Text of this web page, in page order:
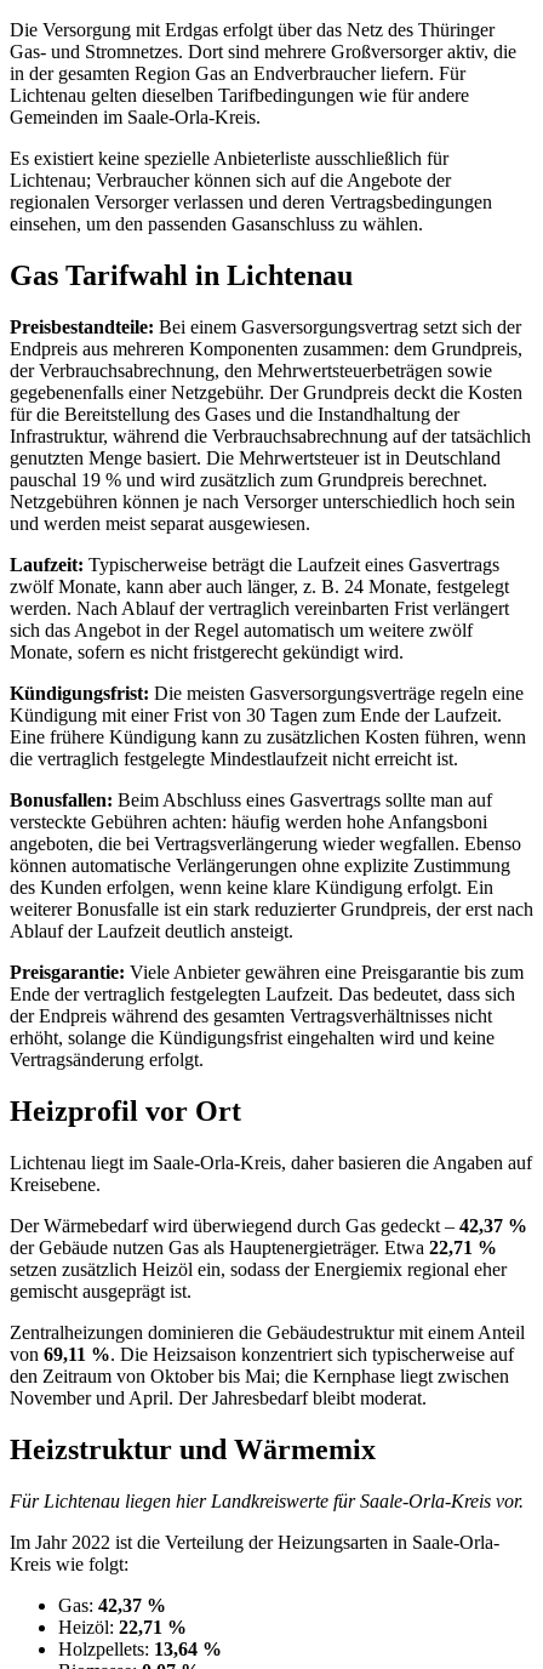
Die Versorgung mit Erdgas erfolgt über das Netz des Thüringer
Gas- und Stromnetzes. Dort sind mehrere Großversorger aktiv, die
in der gesamten Region Gas an Endverbraucher liefern. Für
Lichtenau gelten dieselben Tarifbedingungen wie für andere
Gemeinden im Saale-Orla-Kreis.
Es existiert keine spezielle Anbieterliste ausschließlich für
Lichtenau; Verbraucher können sich auf die Angebote der
regionalen Versorger verlassen und deren Vertragsbedingungen
einsehen, um den passenden Gasanschluss zu wählen.
Gas Tarifwahl in Lichtenau
Preisbestandteile: Bei einem Gasversorgungsvertrag setzt sich der
Endpreis aus mehreren Komponenten zusammen: dem Grundpreis,
der Verbrauchsabrechnung, den Mehrwertsteuerbeträgen sowie
gegebenenfalls einer Netzgebühr. Der Grundpreis deckt die Kosten
für die Bereitstellung des Gases und die Instandhaltung der
Infrastruktur, während die Verbrauchsabrechnung auf der tatsächlich
genutzten Menge basiert. Die Mehrwertsteuer ist in Deutschland
pauschal 19 % und wird zusätzlich zum Grundpreis berechnet.
Netzgebühren können je nach Versorger unterschiedlich hoch sein
und werden meist separat ausgewiesen.
Laufzeit: Typischerweise beträgt die Laufzeit eines Gasvertrags
zwölf Monate, kann aber auch länger, z. B. 24 Monate, festgelegt
werden. Nach Ablauf der vertraglich vereinbarten Frist verlängert
sich das Angebot in der Regel automatisch um weitere zwölf
Monate, sofern es nicht fristgerecht gekündigt wird.
Kündigungsfrist: Die meisten Gasversorgungsverträge regeln eine
Kündigung mit einer Frist von 30 Tagen zum Ende der Laufzeit.
Eine frühere Kündigung kann zu zusätzlichen Kosten führen, wenn
die vertraglich festgelegte Mindestlaufzeit nicht erreicht ist.
Bonusfallen: Beim Abschluss eines Gasvertrags sollte man auf
versteckte Gebühren achten: häufig werden hohe Anfangsboni
angeboten, die bei Vertragsverlängerung wieder wegfallen. Ebenso
können automatische Verlängerungen ohne explizite Zustimmung
des Kunden erfolgen, wenn keine klare Kündigung erfolgt. Ein
weiterer Bonusfalle ist ein stark reduzierter Grundpreis, der erst nach
Ablauf der Laufzeit deutlich ansteigt.
Preisgarantie: Viele Anbieter gewähren eine Preisgarantie bis zum
Ende der vertraglich festgelegten Laufzeit. Das bedeutet, dass sich
der Endpreis während des gesamten Vertragsverhältnisses nicht
erhöht, solange die Kündigungsfrist eingehalten wird und keine
Vertragsänderung erfolgt.
Heizprofil vor Ort
Lichtenau liegt im Saale-Orla-Kreis, daher basieren die Angaben auf
Kreisebene.
Der Wärmebedarf wird überwiegend durch Gas gedeckt – 42,37 %
der Gebäude nutzen Gas als Hauptenergieträger. Etwa 22,71 %
setzen zusätzlich Heizöl ein, sodass der Energiemix regional eher
gemischt ausgeprägt ist.
Zentralheizungen dominieren die Gebäudestruktur mit einem Anteil
von 69,11 %. Die Heizsaison konzentriert sich typischerweise auf
den Zeitraum von Oktober bis Mai; die Kernphase liegt zwischen
November und April. Der Jahresbedarf bleibt moderat.
Heizstruktur und Wärmemix
Für Lichtenau liegen hier Landkreiswerte für Saale-Orla-Kreis vor.
Im Jahr 2022 ist die Verteilung der Heizungsarten in Saale-Orla-
Kreis wie folgt:
Gas: 42,37 %
Heizöl: 22,71 %
Holzpellets: 13,64 %